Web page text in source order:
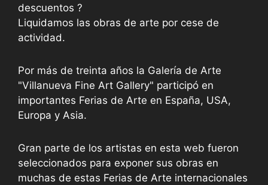
descuentos ?
Liquidamos las obras de arte por cese de
actividad.
Por más de treinta años la Galería de Arte
"Villanueva Fine Art Gallery" participó en
importantes Ferias de Arte en España, USA,
Europa y Asia.
Gran parte de los artistas en esta web fueron
seleccionados para exponer sus obras en
muchas de estas Ferias de Arte internacionales